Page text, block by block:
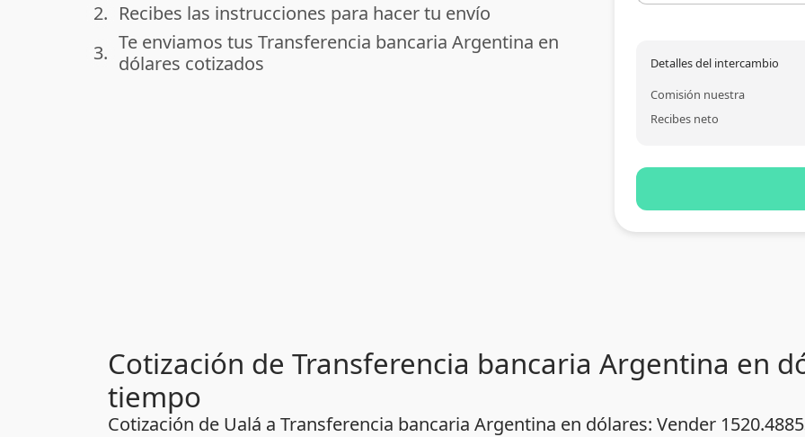
done
2. Recibes las instrucciones para hacer tu envío
done
3. Te enviamos tus Transferencia bancaria Argentina en
dólares cotizados
Detalles del intercambio
Comisión nuestra
Recibes neto
Cotización de Transferencia bancaria Argentina en
tiempo
Cotización de Ualá a Transferencia bancaria Argentina en dólares: Vender